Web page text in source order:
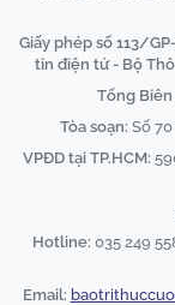
Giấy phép số 113/
tin điện tử - Bộ
Tổng Biên
Tòa soạn: Số
VPĐD tại TP.HCM:
Hotline: 035 249
Email: